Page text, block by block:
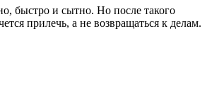
быстро и сытно. Но после такого
прилечь, а не возвращаться к делам.